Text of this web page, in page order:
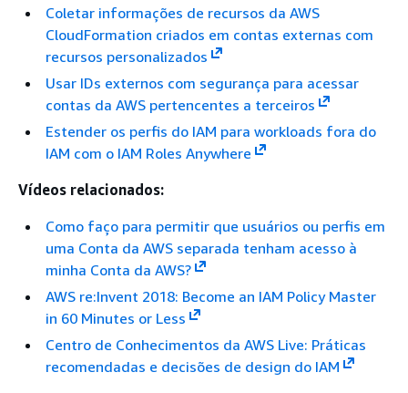
Coletar informações de recursos da AWS
CloudFormation criados em contas externas com
recursos personalizados
Usar IDs externos com segurança para acessar
contas da AWS pertencentes a terceiros
Estender os perfis do IAM para workloads fora do
IAM com o IAM Roles Anywhere
Vídeos relacionados:
Como faço para permitir que usuários ou perfis em
uma Conta da AWS separada tenham acesso à
minha Conta da AWS?
AWS re:Invent 2018: Become an IAM Policy Master
in 60 Minutes or Less
Centro de Conhecimentos da AWS Live: Práticas
recomendadas e decisões de design do IAM